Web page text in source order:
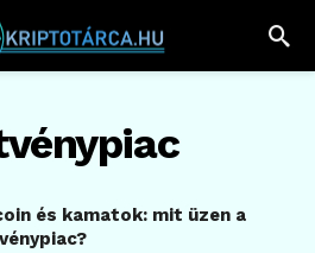
és kamatok: mit üzen a